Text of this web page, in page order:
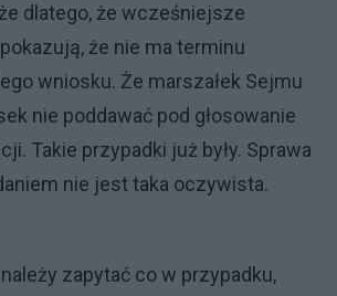
dlatego, że wcześniejsze
że nie ma terminu
wniosku. Że marszałek Sejmu
nie poddawać pod głosowanie
Takie przypadki już były. Sprawa
nie jest taka oczywista.
zapytać co w przypadku,